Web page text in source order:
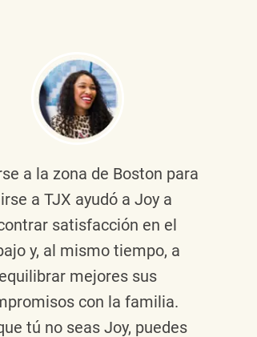
a la zona de Boston para
a TJX ayudó a Joy a
satisfacción en el
y, al mismo tiempo, a
equilibrar mejores sus
con la familia.
tú no seas Joy, puedes